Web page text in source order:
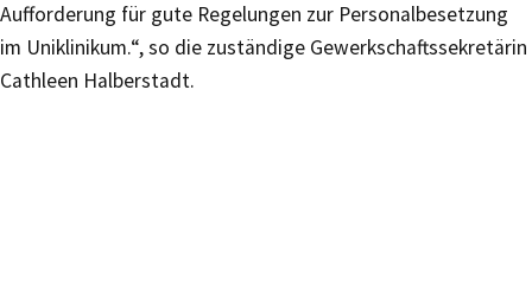
Aufforderung für gute Regelungen zur Personalbe­setzung
im Uniklinikum.“, so die zuständige Gewerkschaftssekretärin
Cathleen Halberstadt.